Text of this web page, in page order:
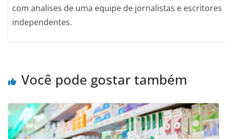
com analises de uma equipe de jornalistas e escritores
independentes.
Você pode gostar também